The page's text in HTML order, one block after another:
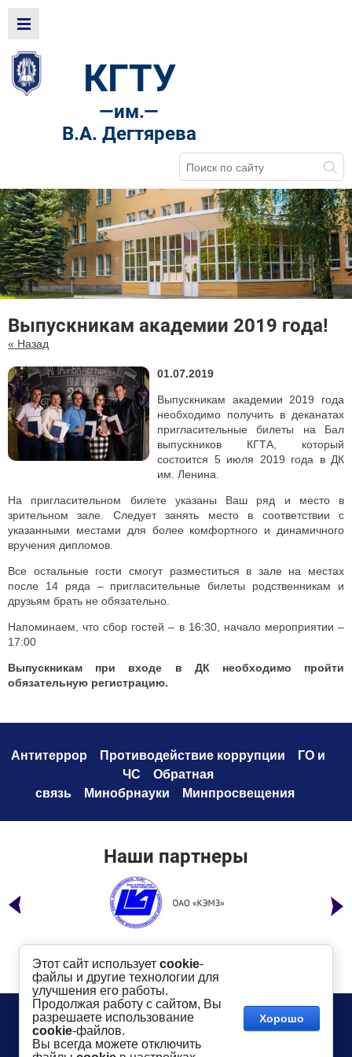
КГТУ
—им.—
В.А. Дегтярева
Выпускникам академии 2019 года!
« Назад
01.07.2019
Выпускникам академии 2019 года
необходимо получить в деканатах
пригласительные билеты на Бал
выпускников КГТА, который
состоится 5 июля 2019 года в ДК
им. Ленина.
На пригласительном билете указаны Ваш ряд и место в
зрительном зале. Следует занять место в соответствии с
указанными местами для более комфортного и динамичного
вручения дипломов.
Все остальные гости смогут разместиться в зале на местах
после 14 ряда – пригласительные билеты родственникам и
друзьям брать не обязательно.
Напоминаем, что сбор гостей – в 16:30, начало мероприятии –
17:00
Выпускникам при входе в ДК необходимо пройти
обязательную регистрацию.
Антитеррор Противодействие коррупции
ГО и
ЧС
Обратная
связь
Минобрнауки Минпросвещения
Наши партнеры
Телефон:8 (49232) 6-96-00
Адрес: г. Ковров, ул. Маяковского, 19
Показать на карте
Сайт создан в:
megagroup.ru
Этот сайт использует cookie-
файлы и другие технологии для
улучшения его работы.
Продолжая работу с сайтом, Вы
разрешаете использование
cookie-файлов.
Вы всегда можете отключить
Хорошо